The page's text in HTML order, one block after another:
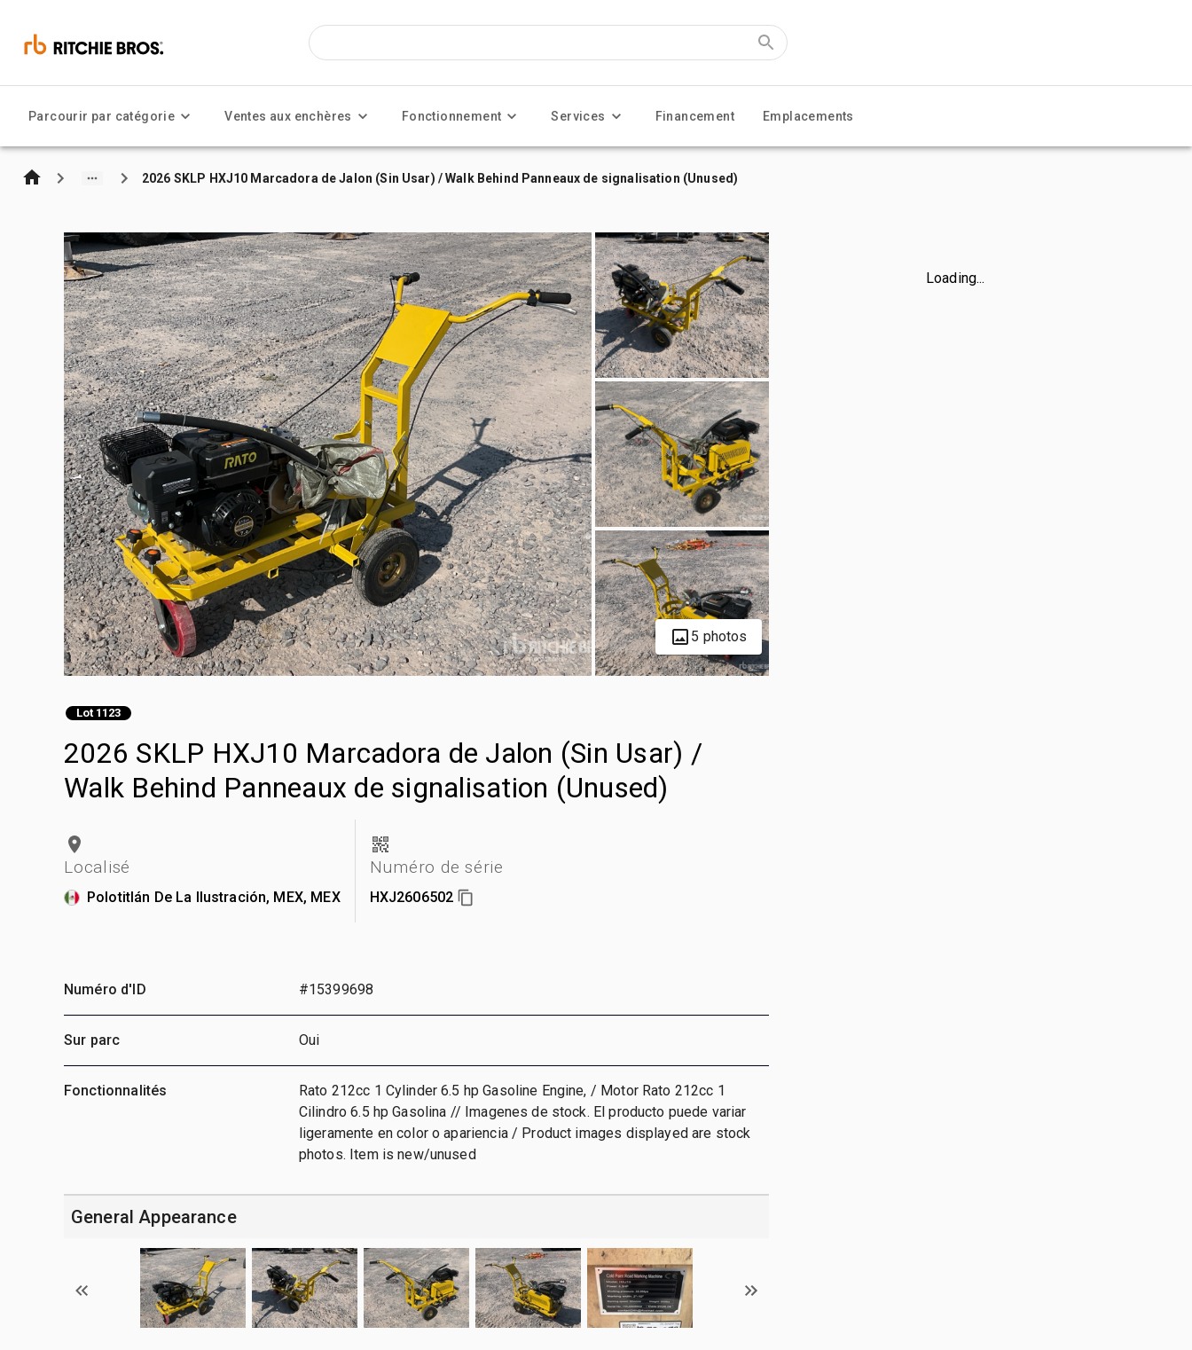
Parcourir par catégorie Ventes aux enchères Fonctionnement Services Financement Emplacements
2026 SKLP HXJ10 Marcadora de Jalon (Sin Usar) / Walk Behind Panneaux de signalisation (Unused)
5 photos
Lot 1123
2026 SKLP HXJ10 Marcadora de Jalon (Sin Usar) /
Walk Behind Panneaux de signalisation (Unused)
Localisé
Polotitlán De La Ilustración, MEX, MEX
Numéro de série
HXJ2606502
Loading...
Numéro d'ID #15399698
Sur parc Oui
Fonctionnalités
Rato 212cc 1 Cylinder 6.5 hp Gasoline Engine, / Motor Rato 212cc 1
Cilindro 6.5 hp Gasolina // Imagenes de stock. El producto puede variar
ligeramente en color o apariencia / Product images displayed are stock
photos. Item is new/unused
General Appearance